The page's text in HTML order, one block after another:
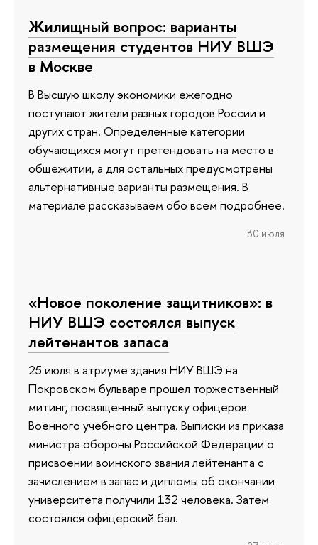
Жилищный вопрос: варианты
размещения студентов НИУ ВШЭ
в Москве
В Высшую школу экономики ежегодно
поступают жители разных городов России и
других стран. Определенные категории
обучающихся могут претендовать на место в
общежитии, а для остальных предусмотрены
альтернативные варианты размещения. В
материале рассказываем обо всем подробнее.
30 июля
«Новое поколение защитников»: в
НИУ ВШЭ состоялся выпуск
лейтенантов запаса
25 июля в атриуме здания НИУ ВШЭ на
Покровском бульваре прошел торжественный
митинг, посвященный выпуску офицеров
Военного учебного центра. Выписки из приказа
министра обороны Российской Федерации о
присвоении воинского звания лейтенанта с
зачислением в запас и дипломы об окончании
университета получили 132 человека. Затем
состоялся офицерский бал.